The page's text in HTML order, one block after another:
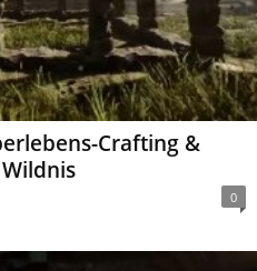
Crafting &
0